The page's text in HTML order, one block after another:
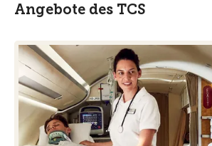
Angebote des TCS